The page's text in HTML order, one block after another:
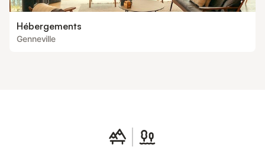
Hébergements
Genneville